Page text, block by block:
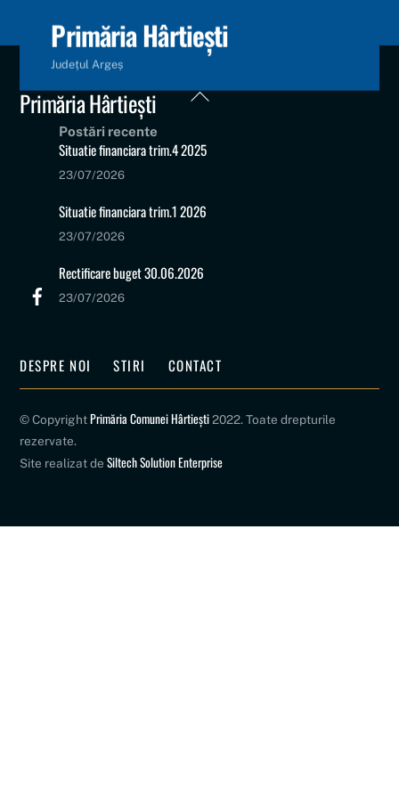
Primăria Hârtiești
Județul Argeș
Back
Primăria Hârtiești
Postări recente
Situatie financiara trim.4 2025
23/07/2026
Situatie financiara trim.1 2026
23/07/2026
Rectificare buget 30.06.2026
23/07/2026
DESPRE NOI STIRI CONTACT
© CopyrightPrimăria Comunei Hârtiești2022. Toate drepturile
rezervate.
Site realizat deSiltech Solution Enterprise